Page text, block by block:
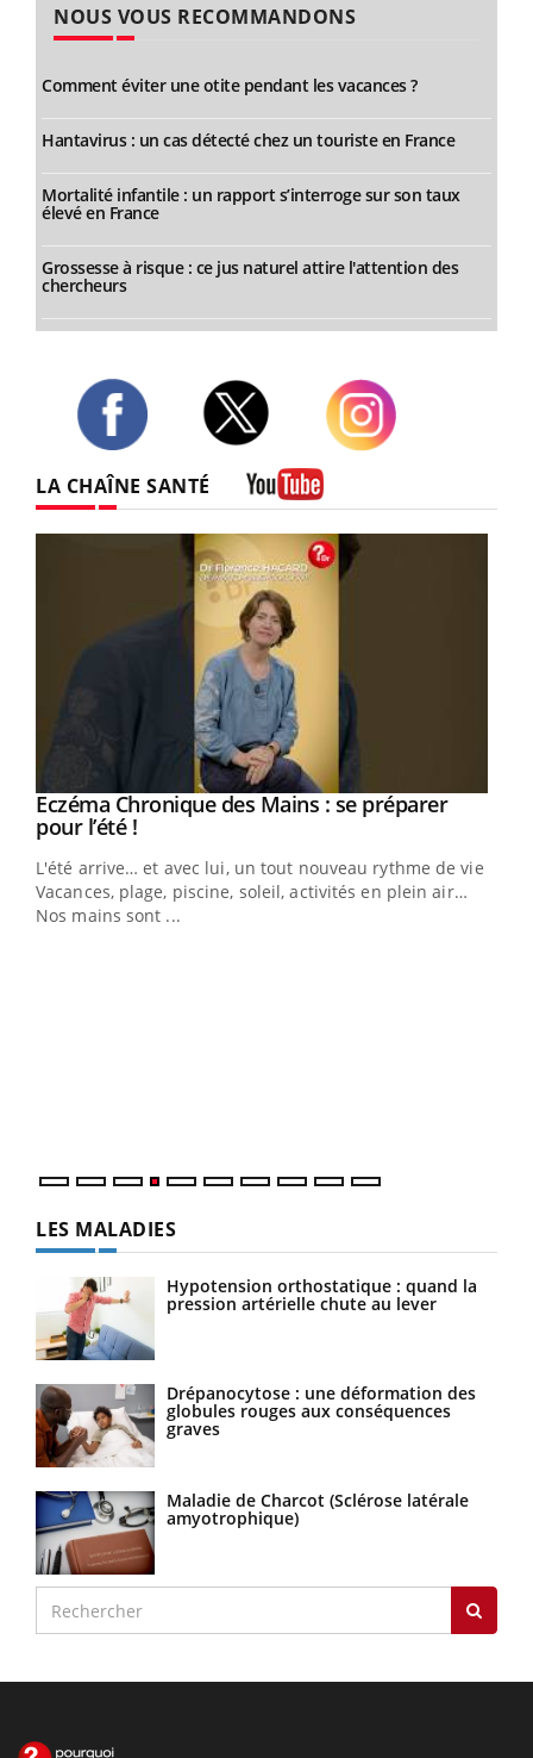
NOUS VOUS RECOMMANDONS
Comment éviter une otite pendant les vacances ?
Hantavirus : un cas détecté chez un touriste en France
Mortalité infantile : un rapport s’interroge sur son taux
élevé en France
Grossesse à risque : ce jus naturel attire l'attention des
chercheurs
LA CHAÎNE SANTÉ
Youtube
Eczéma Chronique des Mains : se préparer
pour l’été !Youtube
L'été arrive… et avec lui, un tout nouveau rythme de vie !
Vacances, plage, piscine, soleil, activités en plein air…
Nos mains sont ...
LES MALADIES
Hypotension orthostatique : quand la
pression artérielle chute au lever
Drépanocytose : une déformation des
globules rouges aux conséquences
graves
Maladie de Charcot (Sclérose latérale
amyotrophique)